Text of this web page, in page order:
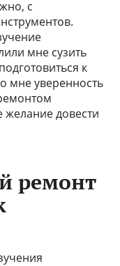
с
мне сузить
к
мне уверенность
желание довести
ремонт